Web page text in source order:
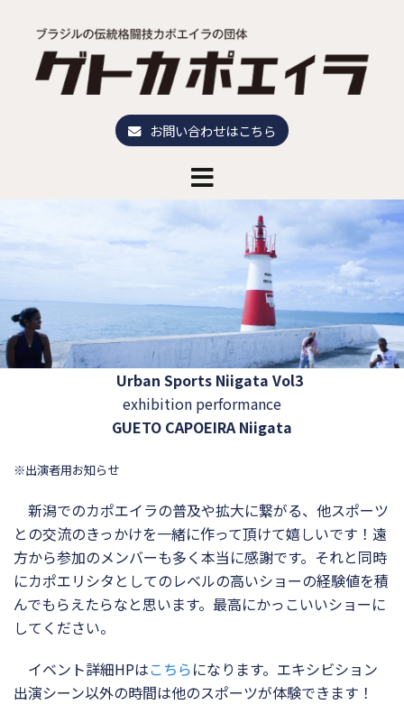
お問い合わせはこちら
Urban Sports Niigata Vol3
exhibition performance
GUETO CAPOEIRA Niigata
※出演者用お知らせ
新潟でのカポエイラの普及や拡大に繋がる、他スポーツ
との交流のきっかけを一緒に作って頂けて嬉しいです！遠
方から参加のメンバーも多く本当に感謝です。それと同時
にカポエリシタとしてのレベルの高いショーの経験値を積
んでもらえたらなと思います。最高にかっこいいショーに
してください。
イベント詳細HPはこちらになります。エキシビション
出演シーン以外の時間は他のスポーツが体験できます！